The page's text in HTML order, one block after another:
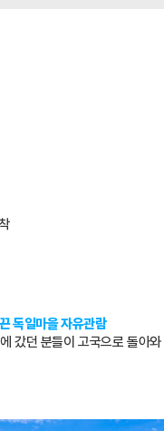
독일마을 자유관람
갔던 분들이 고국으로 돌아